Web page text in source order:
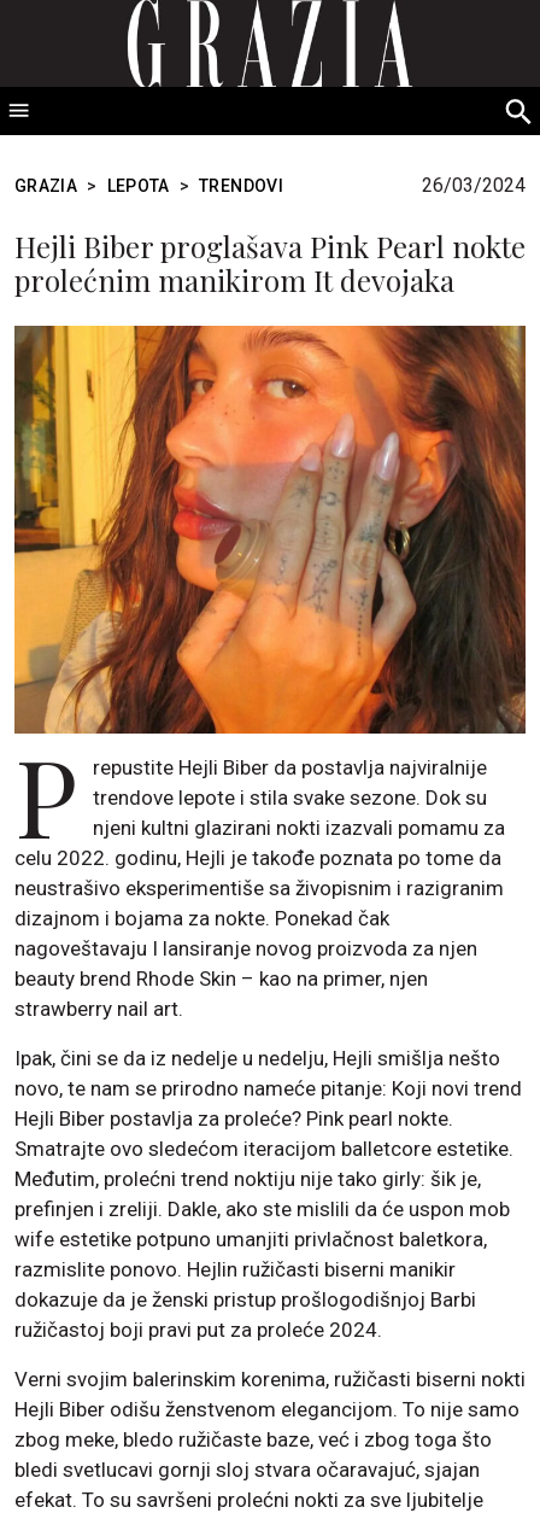
GRAZIA Srbija
GRAZIA > LEPOTA > TRENDOVI 26/03/2024
Hejli Biber proglašava Pink Pearl nokte
prolećnim manikirom It devojaka
P
repustite Hejli Biber da postavlja najviralnije
trendove lepote i stila svake sezone. Dok su
njeni kultni glazirani nokti izazvali pomamu za
celu 2022. godinu, Hejli je takođe poznata po tome da
neustrašivo eksperimentiše sa živopisnim i razigranim
dizajnom i bojama za nokte. Ponekad čak
nagoveštavaju I lansiranje novog proizvoda za njen
beauty brend Rhode Skin – kao na primer, njen
strawberry nail art.
Ipak, čini se da iz nedelje u nedelju, Hejli smišlja nešto
novo, te nam se prirodno nameće pitanje: Koji novi trend
Hejli Biber postavlja za proleće? Pink pearl nokte.
Smatrajte ovo sledećom iteracijom balletcore estetike.
Međutim, prolećni trend noktiju nije tako girly: šik je,
prefinjen i zreliji. Dakle, ako ste mislili da će uspon mob
wife estetike potpuno umanjiti privlačnost baletkora,
razmislite ponovo. Hejlin ružičasti biserni manikir
dokazuje da je ženski pristup prošlogodišnjoj Barbi
ružičastoj boji pravi put za proleće 2024.
Verni svojim balerinskim korenima, ružičasti biserni nokti
Hejli Biber odišu ženstvenom elegancijom. To nije samo
zbog meke, bledo ružičaste baze, već i zbog toga što
bledi svetlucavi gornji sloj stvara očaravajuć, sjajan
efekat. To su savršeni prolećni nokti za sve ljubitelje